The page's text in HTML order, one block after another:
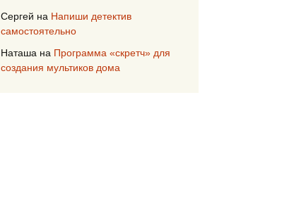
Сергей на Напиши детектив
самостоятельно
Наташа на Программа «скретч» для
создания мультиков дома